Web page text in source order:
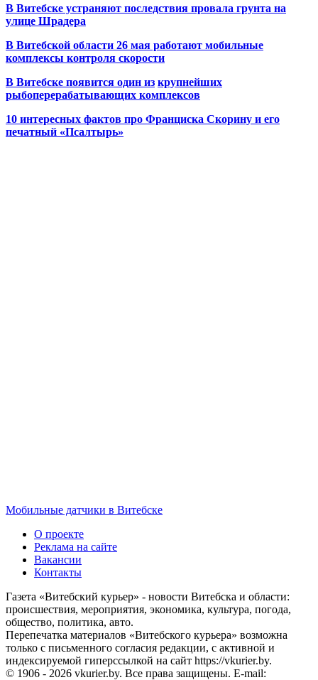
В Витебске устраняют последствия провала грунта на
улице Шрадера
В Витебской области 26 мая работают мобильные
комплексы контроля скорости
В Витебске появится один из крупнейших
рыбоперерабатывающих комплексов
10 интересных фактов про Франциска Скорину и его
печатный «Псалтырь»
Мобильные датчики в Витебске
О проекте
Реклама на сайте
Вакансии
Контакты
Газета «Витебский курьер» - новости Витебска и области:
происшествия, мероприятия, экономика, культура, погода,
общество, политика, авто.
Перепечатка материалов «Витебского курьера» возможна
только с письменного согласия редакции, с активной и
индексируемой гиперссылкой на сайт https://vkurier.by.
© 1906 - 2026 vkurier.by. Все права защищены. E-mail: